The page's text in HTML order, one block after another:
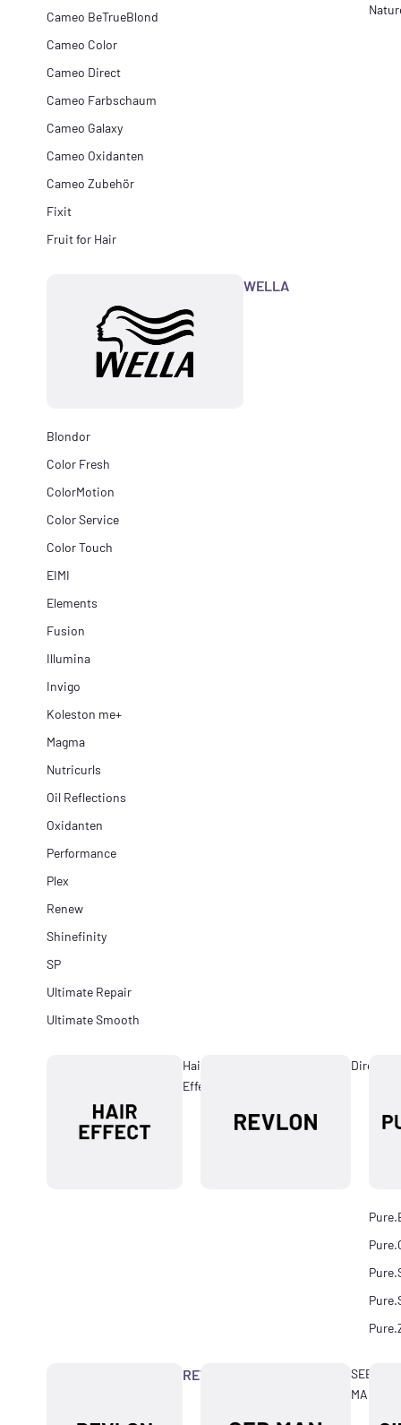
Cameo BeTrueBlond
Cameo Color
Cameo Direct
Cameo Farbschaum
Cameo Galaxy
Cameo Oxidanten
Cameo Zubehör
Fixit
Fruit for Hair
WELLA
Blondor
Color Fresh
ColorMotion
Color Service
Color Touch
EIMI
Elements
Fusion
Illumina
Invigo
Koleston me+
Magma
Nutricurls
Oil Reflections
Oxidanten
Performance
Plex
Renew
Shinefinity
SP
Ultimate Repair
Ultimate Smooth
Hair
Effect
REVLON
SEB
MAN